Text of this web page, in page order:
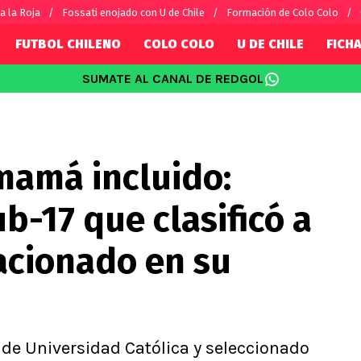
la Roja Fossati enojado con U de Chile Formación de Colo Colo
por el mundo
Fútbol Argentino
Fútbol Brasileño
Premier
Serie A
FUTBOL CHILENO COLO COLO U DE CHILE
SUMATE AL CANAL DE REDGOL
incluido:
17 que clasificó a
en su
Universidad Católica y seleccionado